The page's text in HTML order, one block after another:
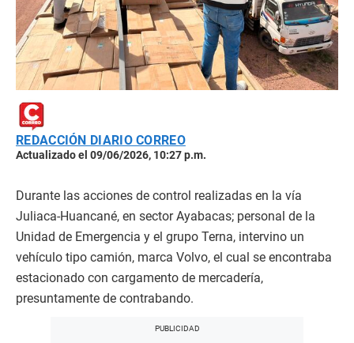
REDACCIÓN DIARIO CORREO
Actualizado el 09/06/2026, 10:27 p.m.
Durante las acciones de control realizadas en la vía
Juliaca-Huancané, en sector Ayabacas; personal de la
Unidad de Emergencia y el grupo Terna, intervino un
vehículo tipo camión, marca Volvo, el cual se encontraba
estacionado con cargamento de mercadería,
presuntamente de contrabando.